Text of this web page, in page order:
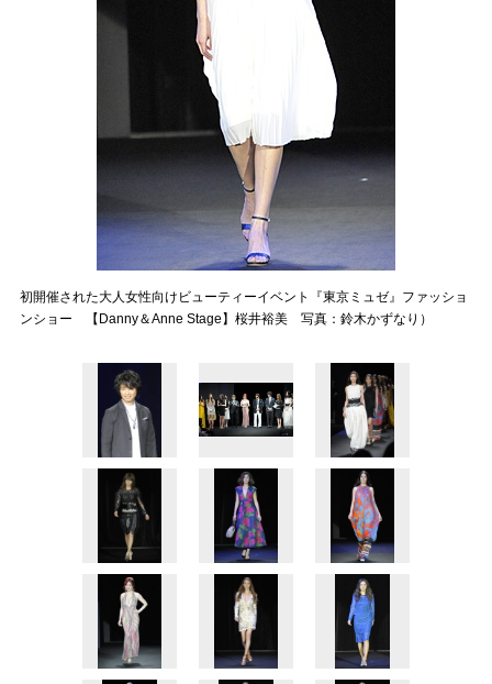
初開催された大人女性向けビューティーイベント『東京ミュゼ』ファッショ
ンショー 【Danny＆Anne Stage】桜井裕美 写真：鈴木かずなり）